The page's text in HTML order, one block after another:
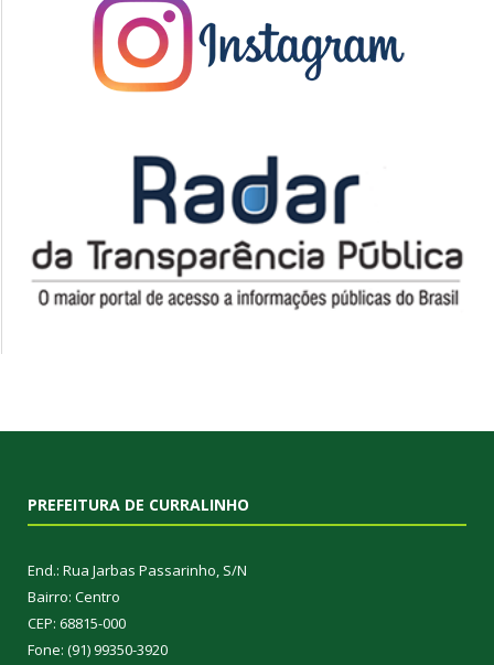
PREFEITURA DE CURRALINHO
End.: Rua Jarbas Passarinho, S/N
Bairro: Centro
CEP: 68815-000
Fone: (91) 99350-3920